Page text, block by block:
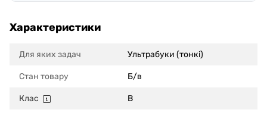
Характеристики
Для яких задач Ультрабуки (тонкі)
Стан товару Б/в
Клас B